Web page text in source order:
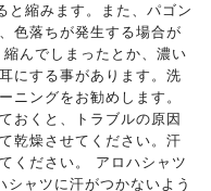
と縮みます。また、パゴン
色落ちが発生する場合が
んでしまったとか、濃い
にする事があります。洗
ニングをお勧めします。
おくと、トラブルの原因
乾燥させてください。汗
ください。 アロハシャツ
ャツに汗がつかないよう